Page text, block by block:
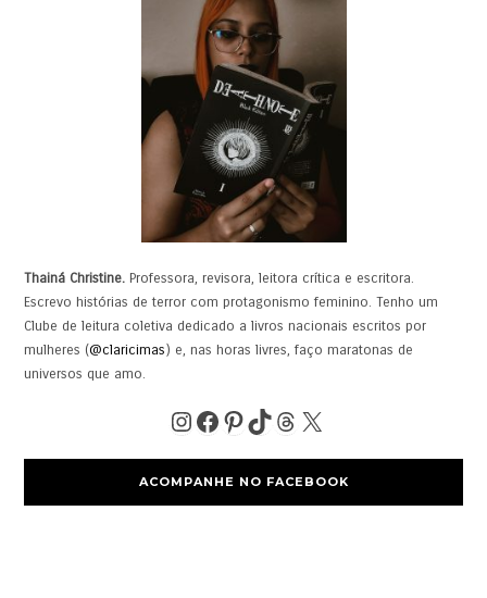
Thainá Christine. Professora, revisora, leitora crítica e escritora.
Escrevo histórias de terror com protagonismo feminino. Tenho um
Clube de leitura coletiva dedicado a livros nacionais escritos por
mulheres (@claricimas) e, nas horas livres, faço maratonas de
universos que amo.
ACOMPANHE NO FACEBOOK